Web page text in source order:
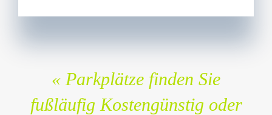
« Parkplätze finden Sie
fußläufig Kostengünstig oder